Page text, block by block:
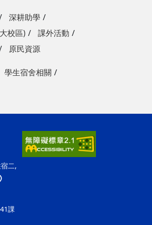
深耕助學
校區)
課外活動
原民資源
學生宿舍相關
二,
課